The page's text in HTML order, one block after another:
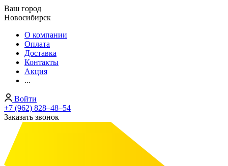
Ваш город
Новосибирск
О компании
Оплата
Доставка
Контакты
Акция
...
Войти
+7 (962) 828‒48‒54
Заказать звонок